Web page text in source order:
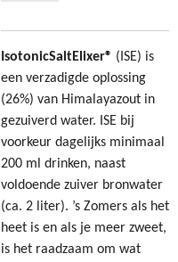
IsotonicSaltElixer® (ISE) is
een verzadigde oplossing
(26%) van Himalayazout in
gezuiverd water. ISE bij
voorkeur dagelijks minimaal
200 ml drinken, naast
voldoende zuiver bronwater
(ca. 2 liter). ’s Zomers als het
heet is en als je meer zweet,
is het raadzaam om wat